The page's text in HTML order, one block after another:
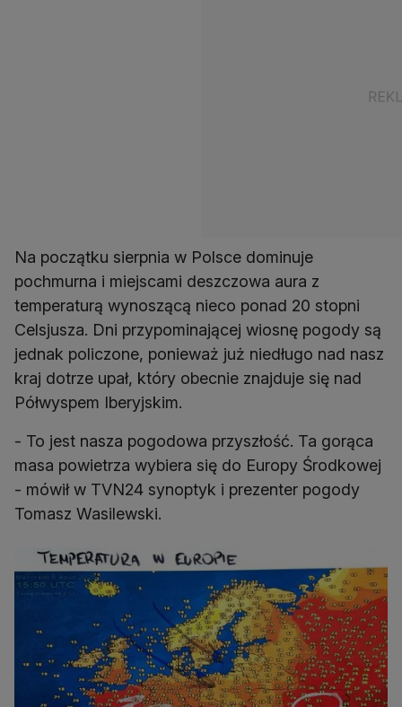
Na początku sierpnia w Polsce dominuje
pochmurna i miejscami deszczowa aura z
temperaturą wynoszącą nieco ponad 20 stopni
Celsjusza. Dni przypominającej wiosnę pogody są
jednak policzone, ponieważ już niedługo nad nasz
kraj dotrze upał, który obecnie znajduje się nad
Półwyspem Iberyjskim.
- To jest nasza pogodowa przyszłość. Ta gorąca
masa powietrza wybiera się do Europy Środkowej
- mówił w TVN24 synoptyk i prezenter pogody
Tomasz Wasilewski.